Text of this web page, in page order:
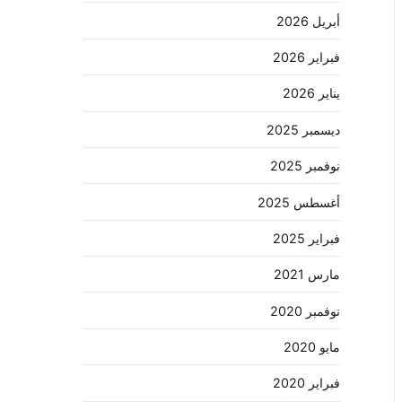
أبريل 2026
فبراير 2026
يناير 2026
ديسمبر 2025
نوفمبر 2025
أغسطس 2025
فبراير 2025
مارس 2021
نوفمبر 2020
مايو 2020
فبراير 2020